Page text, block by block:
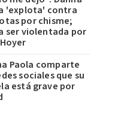
'explota' contra
por chisme;
ser violentada por
Paola comparte
sociales que su
está grave por